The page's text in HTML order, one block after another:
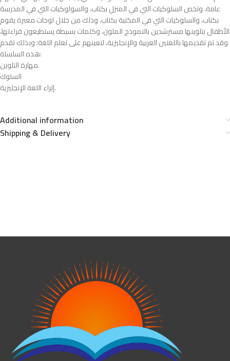
عامة، وتخص السلوكيات التي في المنزل بكتاب، والسولوكيات التي في المدرسة
بكتاب، والسلوكيات التي في المكتبة بكتاب، وذلك من خلال لوحات معبرة يقوم
الأطفال بتلوينها مسترشدين بالنموذج الملون، وكلمات بسيطة يستطيعون قراءتها،
وقد تم تقديمها باللغتين العربية والإنجليزية، لتعينهم على تعلم اللغة؛ وبذلك تقدم
هذه السلسلة:
مهارة التلوين.
السلوك
إثراء اللغة الإنجليزية.
Additional information
Shipping & Delivery